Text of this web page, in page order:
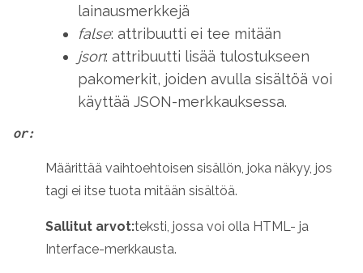
lainausmerkkejä
false: attribuutti ei tee mitään
json: attribuutti lisää tulostukseen
pakomerkit, joiden avulla sisältöä voi
käyttää JSON-merkkauksessa.
or:
Määrittää vaihtoehtoisen sisällön, joka näkyy, jos
tagi ei itse tuota mitään sisältöä.
Sallitut arvot:teksti, jossa voi olla HTML- ja
Interface-merkkausta.